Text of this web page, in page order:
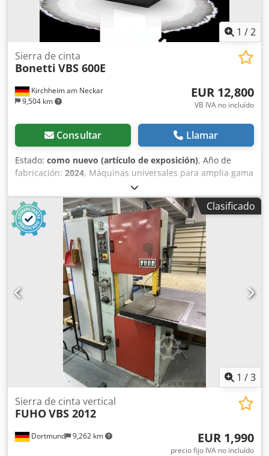
1 /2
Kirchheim am Neckar
9,504 km
Sierra de cinta
Bonetti VBS 600E
EUR 12,800
VB IVA no incluído
Consultar Llamar
Estado: como nuevo (artículo de exposición), Año de
fabricación: 2024, Máquinas universales para amplia gama
de aplicaciones Djdpfxsy T N Nho Adlekr Fiables y robustas
sierras de cinta, máquinas para una larga vida útil
Clasificado
1 /3
Dortmund 9,262 km
Sierra de cinta vertical
FUHOVBS 2012
EUR 1,990
precio fijo IVA no incluído